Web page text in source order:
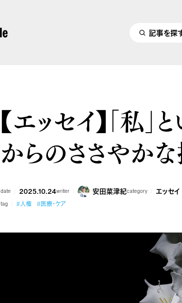
記事を探
【エッセイ】「私
からのささやか
date 2025.10.24writer 安田菜津紀category エッセイ
tag #人権 #医療・ケア